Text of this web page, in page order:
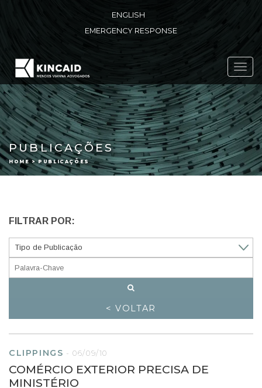
ENGLISH
EMERGENCY RESPONSE
PUBLICAÇÕES
HOME > PUBLICAÇÕES
FILTRAR POR:
< VOLTAR
CLIPPINGS -06/09/10
COMÉRCIO EXTERIOR PRECISA DE
MINISTÉRIO